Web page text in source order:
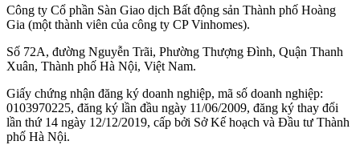
Công ty Cổ phần Sàn Giao dịch Bất động sản Thành phố Hoàng
Gia (một thành viên của công ty CP Vinhomes).
Số 72A, đường Nguyễn Trãi, Phường Thượng Đình, Quận Thanh
Xuân, Thành phố Hà Nội, Việt Nam.
Giấy chứng nhận đăng ký doanh nghiệp, mã số doanh nghiệp:
0103970225, đăng ký lần đầu ngày 11/06/2009, đăng ký thay đổi
lần thứ 14 ngày 12/12/2019, cấp bởi Sở Kế hoạch và Đầu tư Thành
phố Hà Nội.